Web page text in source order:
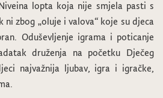
lopta koja nije smjela pasti s
ni zbog „oluje i valova“ koje su djeca
Oduševljenje igrama i poticanje
druženja na početku Dječeg
najvažnija ljubav, igra i igračke,